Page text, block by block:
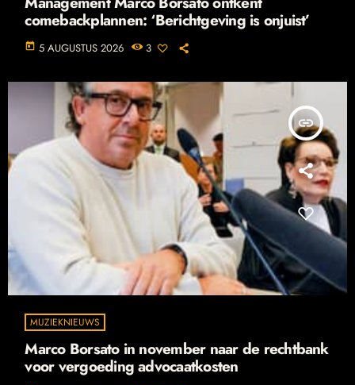
comebackplannen: ‘Berichtgeving is onjuist’
today 5 AUGUSTUS 2026 3
insert_link
MUZIEKNIEUWS
Marco Borsato in november naar de rechtbank
voor vergoeding advocaatkosten